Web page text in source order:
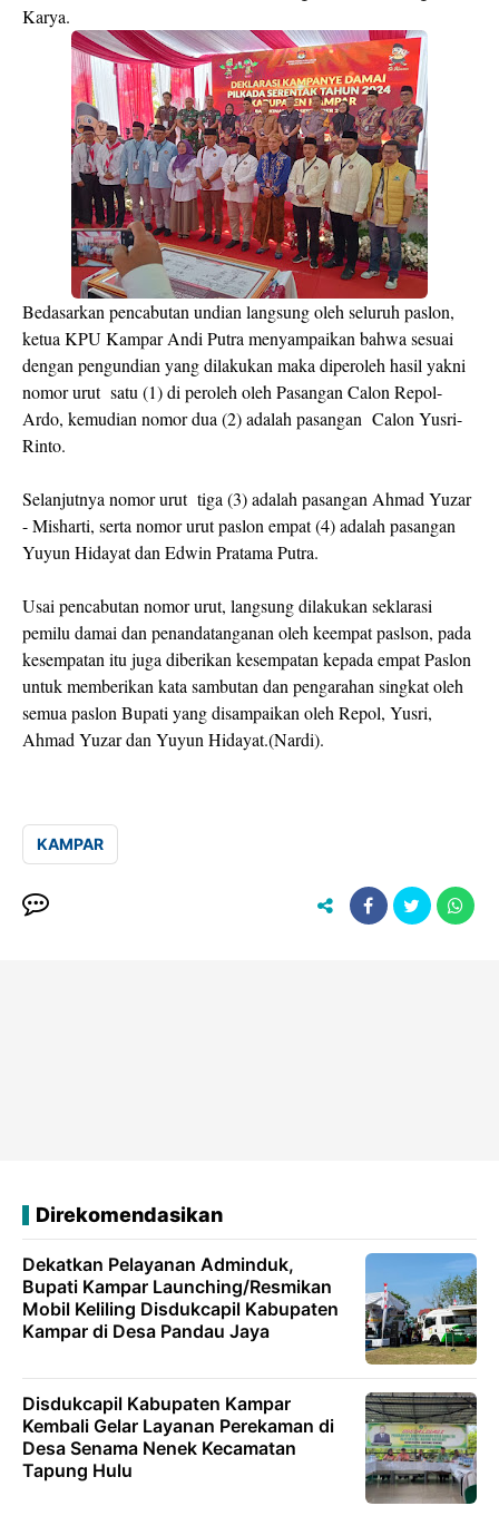
Karya.
Bedasarkan pencabutan undian langsung oleh seluruh paslon,
ketua KPU Kampar Andi Putra menyampaikan bahwa sesuai
dengan pengundian yang dilakukan maka diperoleh hasil yakni
nomor urut satu (1) di peroleh oleh Pasangan Calon Repol-
Ardo, kemudian nomor dua (2) adalah pasangan Calon Yusri-
Rinto.
Selanjutnya nomor urut tiga (3) adalah pasangan Ahmad Yuzar
- Misharti, serta nomor urut paslon empat (4) adalah pasangan
Yuyun Hidayat dan Edwin Pratama Putra.
Usai pencabutan nomor urut, langsung dilakukan seklarasi
pemilu damai dan penandatanganan oleh keempat paslson, pada
kesempatan itu juga diberikan kesempatan kepada empat Paslon
untuk memberikan kata sambutan dan pengarahan singkat oleh
semua paslon Bupati yang disampaikan oleh Repol, Yusri,
Ahmad Yuzar dan Yuyun Hidayat.(Nardi).
KAMPAR
Direkomendasikan
Dekatkan Pelayanan Adminduk,
Bupati Kampar Launching/Resmikan
Mobil Keliling Disdukcapil Kabupaten
Kampar di Desa Pandau Jaya
Disdukcapil Kabupaten Kampar
Kembali Gelar Layanan Perekaman di
Desa Senama Nenek Kecamatan
Tapung Hulu